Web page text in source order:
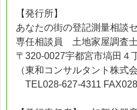
【発行所】
あなたの街の登記測量相談
専任相談員 土地家屋調査
〒320-0027宇都宮市塙田４
（東和コンサルタント株式
TEL028-627-4311